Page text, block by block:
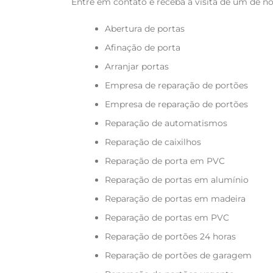
Abertura de portas
Afinação de porta
Arranjar portas
Empresa de reparação de portões
Empresa de reparação de portões
Reparação de automatismos
Reparação de caixilhos
Reparação de porta em PVC
Reparação de portas em alumínio
Reparação de portas em madeira
Reparação de portas em PVC
Reparação de portões 24 horas
Reparação de portões de garagem